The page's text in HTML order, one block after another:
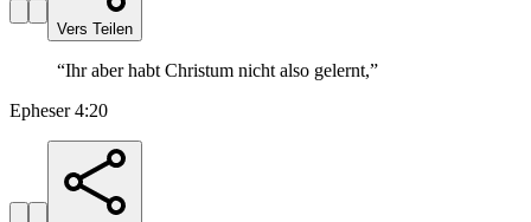
Vers Teilen
“Ihr aber habt Christum nicht also gelernt,”
Epheser 4:20